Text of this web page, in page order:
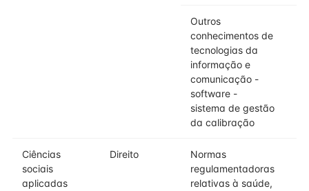
Outros
conhecimentos de
tecnologias da
informação e
comunicação -
software -
sistema de gestão
da calibração
Ciências
sociais
aplicadas
Direito
Normas
regulamentadoras
relativas à saúde,